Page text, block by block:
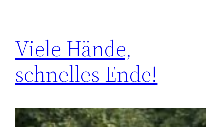
Viele Hände,
schnelles Ende!